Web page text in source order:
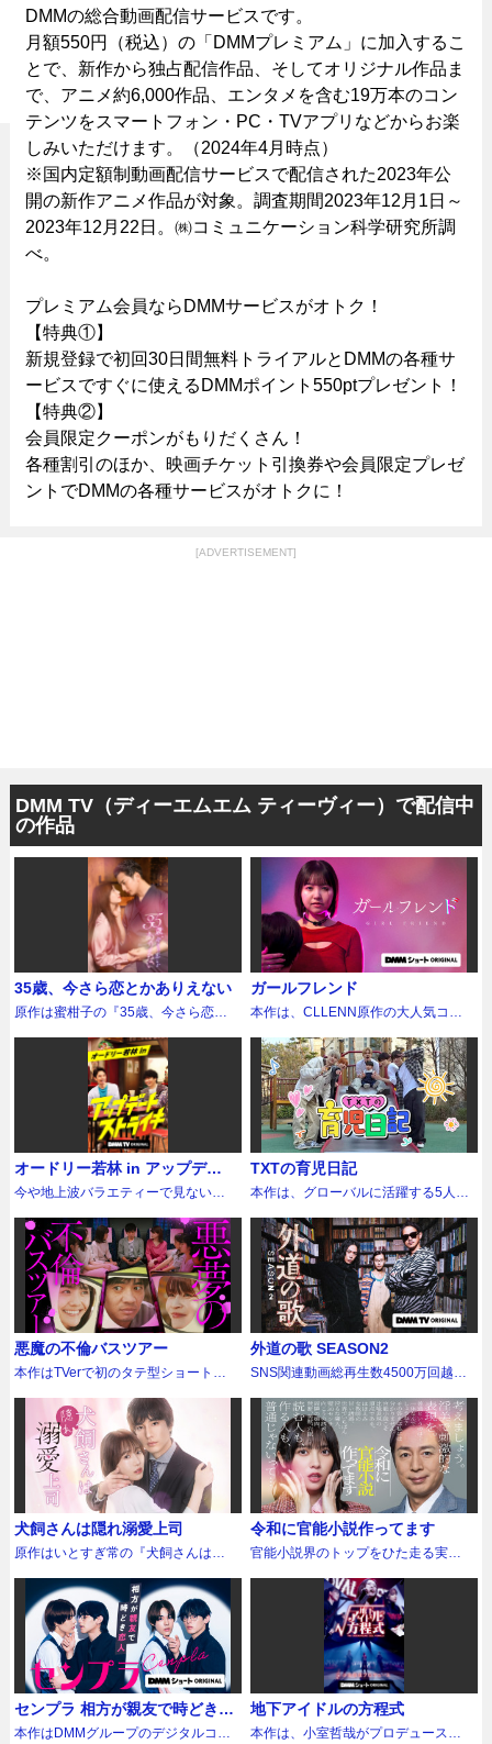
DMMの総合動画配信サービスです。
月額550円（税込）の「DMMプレミアム」に加入するこ
とで、新作から独占配信作品、そしてオリジナル作品ま
で、アニメ約6,000作品、エンタメを含む19万本のコン
テンツをスマートフォン・PC・TVアプリなどからお楽
しみいただけます。（2024年4月時点）
※国内定額制動画配信サービスで配信された2023年公
開の新作アニメ作品が対象。調査期間2023年12月1日～
2023年12月22日。㈱コミュニケーション科学研究所調
べ。
プレミアム会員ならDMMサービスがオトク！
【特典①】
新規登録で初回30日間無料トライアルとDMMの各種サ
ービスですぐに使えるDMMポイント550ptプレゼント！
【特典②】
会員限定クーポンがもりだくさん！
各種割引のほか、映画チケット引換券や会員限定プレゼ
ントでDMMの各種サービスがオトクに！
[ADVERTISEMENT]
DMM TV（ディーエムエム ティーヴィー）で配信中
の作品
35歳、今さら恋とかありえない
原作は蜜柑子の『35歳、今さら恋と
リサーチ）。結婚とは何か？ 幸せ
とは何か？ 人生のあらゆる選択肢
に悩むヒロインのリアルな恋愛模様
を描き、同年代女性から圧倒的な⽀
持を集めている大人の溺愛ラブロマ
——そう言い聞かせて生きてきた35
歳のフリーライター、木元茉莉子は
ある夜、偶然入った小料理屋の板
を過ごしてしまう。一晩限りの思い
出にするつもりだったが、偶然にも
取材先で再会してしまい…。 誰かに
寄りかかることを忘れていた茉莉子
だったが、まっすぐ距離を縮めてく
る森原に翻弄されてしまう。「彼女
になってよ」——不意に告げられた
その言葉が、ずっと閉めていた扉
を、そっと叩いた。 ヒロインが偶然
入った小料理屋の店主、功毅を演じ
るのはドラマ『ごくせん』（2005）
で俳優デビューし、『ウルトラマン
オーブ』（2016）の主演などで知ら
れる石黒英雄。「自分を変えようと
仕事にも恋にもがむしゃらになって
いく。その熱量の変化を、一人の男
として嘘なく泥臭く演じたいと思い
ました。」と話す通り、大人の色気
はありつつも、どこか不器用さも感
じさせる功毅の姿を魅力たっぷりに
演じている。そして、そんな情熱的
に距離を縮めてくる功毅に戸惑いつ
つも惹かれていく茉莉子を演じるの
は数々のドラマ、映画、舞台で活躍
中の実力派女優、入来茉里。自身も
同年代ということで、35歳ならでは
の悩みに直面していく茉莉子という
キャラクターに対し、「実は繊細
で、強く生きるためにタフにならな
いといけなかったんだよね」と寄り
ガールフレンド
本作は、CLLENN原作の大人気コミ
まつえいと）を、映画『向こうの
家』で「ええじゃないか とよはし映
画祭」初代グランプリ他多くの賞を
受賞し、ドラマ作品でも活躍する西
川達郎監督によりショートドラマ
化。原作は、恋人に抱く幻想をこと
ごとく裏切られ、歪んだ愛に溺れて
いく主人公の姿が「痛々しくも目が
離せない」と好評を得ている人気作
希薄な26歳の主人公・ハナ。恋に破
れ絶望していた彼女は、優しげな
男・相原に救われるが、彼の優しさ
の裏には異常な束縛が隠されてい
た。暴力的な快楽で支配するエリー
トサラリーマン、狂気を秘めた老紳
士…。自信のなさゆえに他者に依存
するハナの前に次々と現れる男女に
翻弄されながら辿り着く先に、幸せ
はあるのかーー？ 歪んだ恋愛に身を
委ねて落ちていく主人公・ハナを演
じるのは、元NMB48の本郷柚巴。
「ヤングマガジン」「FRIDAY」など
数々の雑誌で表紙を飾り、“グラビア
シンデレラ”として絶大な人気を誇る
本郷が、ショートドラマ単独初主演
として体当たりで難役に挑む。ハナ
を狂わせる個性豊かなキャラクター
たちには実力派キャストが集結。優
しさから一転しハナを縛り付ける相
原役に福吉大雅、エリートの顔の裏
にサディスティックな欲望を持つ筧
役に白戸達也、狂気の老紳士・乙部
役に畠山真弥、ハナが最後にすがる
青年・聡太役に佐藤優太が名を連ね
る。さらに、唯一ハナが「姉のよう
な存在」と信じながら背徳的な関係
へと堕ちていく美しきストリートミ
ュージシャン・ジュダ役は
Netflix『地面師たち』など話題作へ
オードリー若林 in アップデー
トストライキ～時代的に言いに
本音～
今や地上波バラエティーで見ない日
井ノ原快彦（50）が、超強力なおじ
さんMCとしてタッグを組み、前代未
聞のおじさん番組を始動！ MCの2
人をはじめ、豪華おじさんゲスト
が“秘密基地”である町中華に集い、普
段家庭や社会では話せないおじさん
の本音をぶつけあうおじさんリアリ
ティトークショーを繰り広げる！ま
た、番組内には世のおじさんのリア
ントで再現したスペシャルパート
も。男性共感度100%の超濃密なエン
ターテインメントがここに誕生し
た！ 記念すべき第1回目のゲスト
は、「後輩から兄貴と慕われる現場
のリーダー的アニキ肌おじさん」こ
と松岡昌宏（49）。松岡いわく、井
ノ原とは「人生で一番付き合いが長
い」という仲。芸能界を幼い頃より
渡り歩いてきた2人だけに、芸能界の
裏話も大量に飛び出すことに！さら
に、「飴玉を溶かしてジュースにす
る節約術で財を成したドケチおじさ
ん芸人」ことオードリー春日俊彰
（47）も登場。言わずと知れた若林
の相棒にして高校の同級生という、
気心知れすぎたおじさんたちのディ
ープなトークに期待が高まる！ 第2
回目のゲストは、ダイアンのユース
ケ（49）と津田篤宏（49）がコンビ
TXTの育児日記
本作は、グローバルに活躍する5人組
が赤ちゃんと過ごす様子を描いた育
児観察リアリティ番組で、アイドル
バラエティの伝説として知られる
2000年代初頭の『育児日記』フォー
マットが、TOMORROW X
TOGETHER版となって、24年ぶりに
復活。 ステージで見せるカリスマあ
ふれる姿とは180度異なるメンバーた
ちのギャップのある魅力が楽しめ、
感するメンバーたちのさまざまな育
児挑戦記は、見ている人に笑いと温
かい気持ちをお届けする。
悪魔の不倫バスツアー
本作はTVerで初のタテ型ショートド
インするなど、異例の配信数を記録
した『悪夢の不倫温泉―監視対象は
あなたです―』に続く、「悪夢不倫
シリーズ」の第2弾。前作同様、夫・
妻・不倫相手が一堂に会する「絶望
の鉢合わせ」から始まる、ドタバタ
不倫コメディだ。 結婚して10年にな
る妻・さつき（松井愛莉）との結婚
生活に、「話がつまらない」と不満
博（和田正人）は、話が上手く退屈
することがない佐伯レイナ（岸明日
香）と絶賛不倫中。ある日、さつき
に誘われてしぶしぶ日帰りバスツア
ーに参加することになった博だった
が、それはさつきがハマっているス
ピリチュアル系のオンラインサロン
だった。しかもサロンの「先生」と
して登場したピンキー・レイナが不
外道の歌 SEASON2
SNS関連動画総再生数4500万回越え
リーズ第二弾。 「…この本、おいく
らですか？」この言葉を、ニーチェ
の著書『善悪の彼岸』と共に言う者
は決まって復讐依頼者。小さな古書
店「カモメ古書店」を営む2人の男、
カモとトラ。過去に暗い傷を背負う2
人のもとには復讐代行の依頼がやっ
てくる。そしてある日、カモのもと
にかつての親友がやってきて－。取
コパス、復讐を支援する巨大団体、
社会の闇に潜む最恐最悪の殺人者た
ち、狂気だらけの《外道》が交錯
し、物語は加速する。
犬飼さんは隠れ溺愛上司
原作はいとすぎ常の『犬飼さんは隠
我慢できません！』（ぶんか社
刊）。両片想いふたりの甘いすれ違
いを描き、「胸キュンが止まらな
い！」や「犬飼さんの渚への溺愛ぶ
りと色気がすごい！」など、女性読
者から圧倒的な支持を集めている人
気作だ。 有名インフルエンサーの妹
と比較され、自分を“脇役”だと思い込
んでいるWEB編集者の渚（横野すみ
令和に官能小説作ってます
官能小説界のトップをひた走る実在
起こった話をベースにした『令和に
官能小説作ってます』（著：さとう
ユーキ、原案：フランス書院編集部)
を原案に、ちょっと淫らで、たっぷ
り笑える、異色のお仕事ドラマが
2026年に誕生！ 官能小説編集部をま
とめ、穏やかで仕事に熱い編集長・
玉川丈治役に徳井義実。マンガ編集
者を夢見るも官能小説編集部に配属
センプラ 相方が親友で時どき恋
人
本作はDMMグループのデジタルコミ
地下アイドルの方程式
本作は、小室哲哉がプロデュースす